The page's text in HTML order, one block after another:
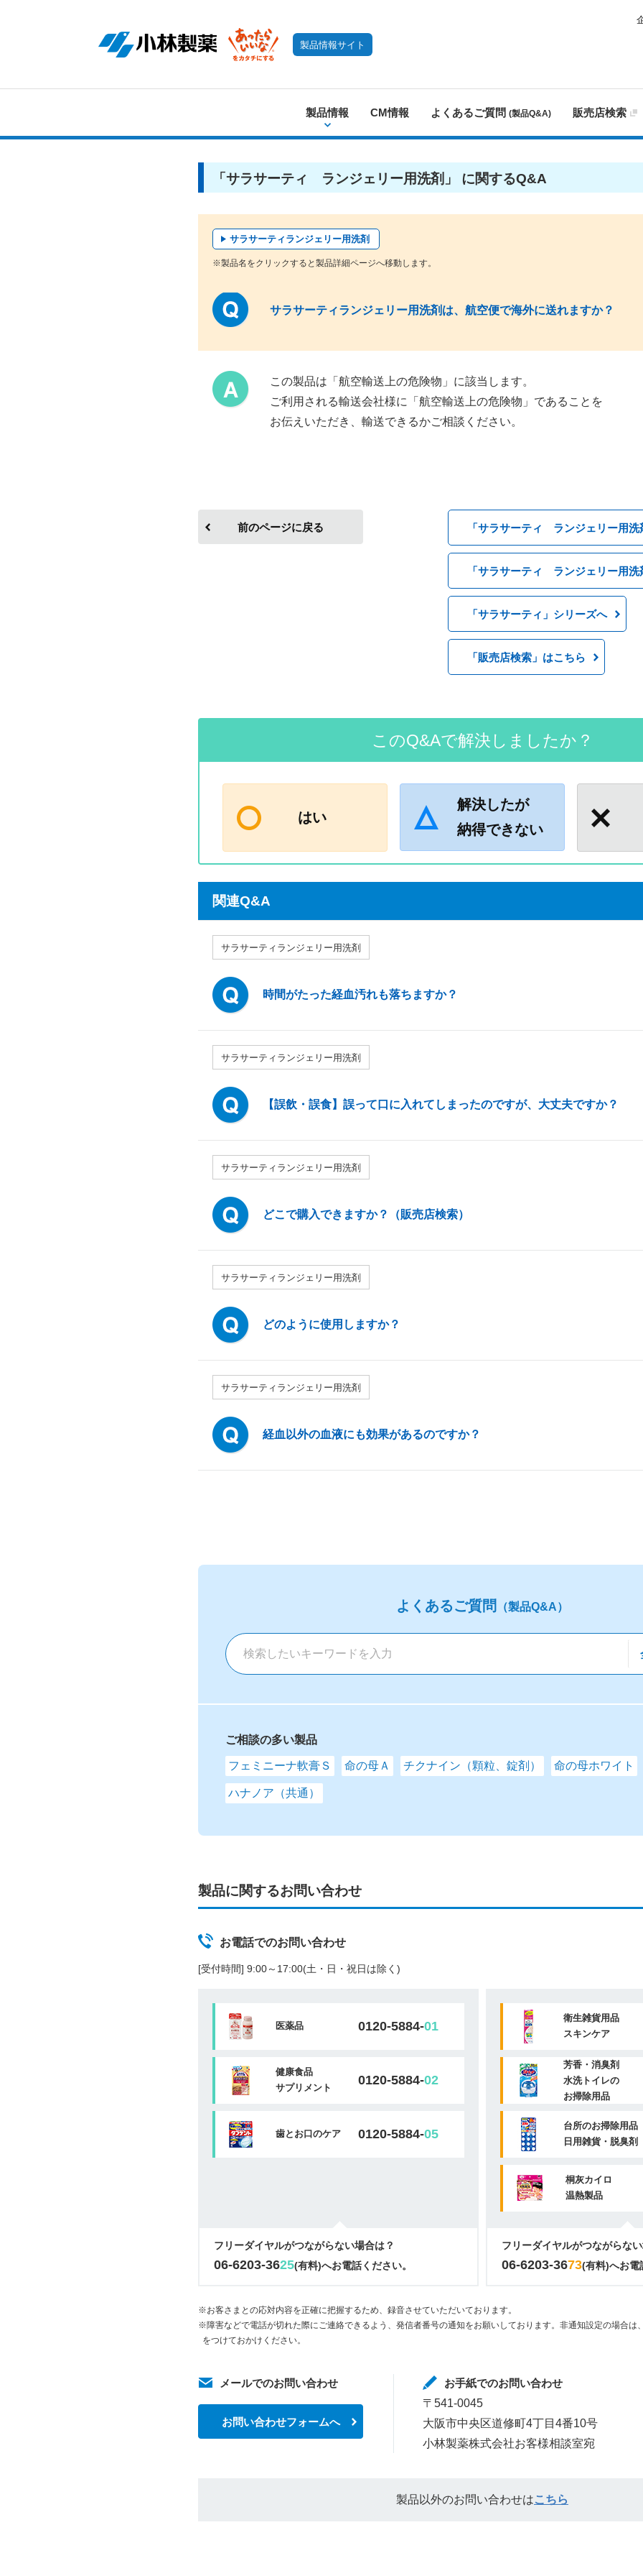
製品情報サイト
製品情報 CM情報 よくあるご質問 (製品Q&A) 販売店検索
「サラサーティ ランジェリー用洗剤」 に関するQ&A
サラサーティランジェリー用洗剤
※製品名をクリックすると製品詳細ページへ移動します。
サラサーティランジェリー用洗剤は、航空便で海外に送れますか？
この製品は「航空輸送上の危険物」に該当します。
ご利用される輸送会社様に「航空輸送上の危険物」であることを
お伝えいただき、輸送できるかご相談ください。
前のページに戻る 「サラサーティ ランジェリー用
「サラサーティ ランジェリー用
「サラサーティ」シリーズへ
「販売店検索」はこちら
このQ&Aで解決しましたか？
はい
解決したが
納得できない
関連Q&A
サラサーティランジェリー用洗剤
時間がたった経血汚れも落ちますか？
サラサーティランジェリー用洗剤
【誤飲・誤食】誤って口に入れてしまったのですが、大丈夫ですか？
サラサーティランジェリー用洗剤
どこで購入できますか？（販売店検索）
サラサーティランジェリー用洗剤
どのように使用しますか？
サラサーティランジェリー用洗剤
経血以外の血液にも効果があるのですか？
よくあるご質問 （製品Q&A）
ご相談の多い製品
フェミニーナ軟膏Ｓ 命の母Ａ チクナイン（顆粒、錠剤） 命の母ホワイト
ハナノア（共通）
製品に関するお問い合わせ
お電話でのお問い合わせ
[受付時間] 9:00～17:00(土・日・祝日は除く)
医薬品 0120-5884-01
健康食品
サプリメント
0120-5884-02
歯とお口のケア 0120-5884-05
フリーダイヤルがつながらない場合は？
06-6203-3625(有料)へお電話ください。
衛生雑貨用品
スキンケア
芳香・消臭剤
水洗トイレの
お掃除用品
台所のお掃除用品
日用雑貨・脱臭剤
桐灰カイロ
温熱製品
フリーダイヤルがつながらな
06-6203-3673(有料)へお電
※お客さまとの応対内容を正確に把握するため、録音させていただいております。
※障害などで電話が切れた際にご連絡できるよう、発信者番号の通知をお願いしております。非通知設定の場合は
をつけておかけください。
メールでのお問い合わせ
お問い合わせフォームへ
お手紙でのお問い合わせ
〒541-0045
大阪市中央区道修町4丁目4番10号
小林製薬株式会社お客様相談室宛
製品以外のお問い合わせはこちら